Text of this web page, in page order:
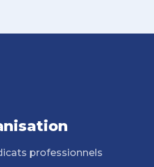
professionnels